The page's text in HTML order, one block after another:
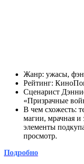
Жанр: ужасы,
Рейтинг:
Сценарист
«Призрачные
В чем схожесть:
магии, мрачная и
элементы
просмотр.
Подробно